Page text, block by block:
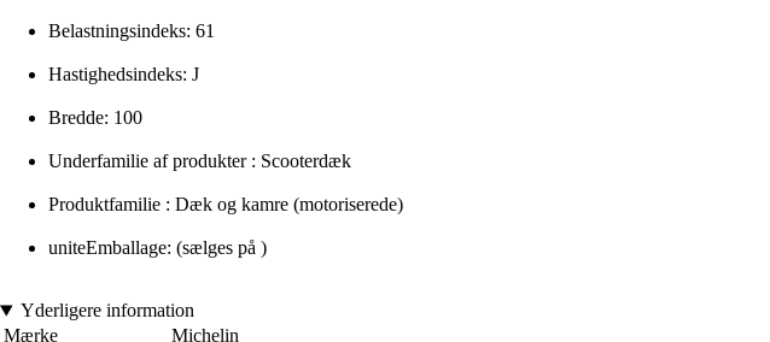
Belastningsindeks: 61
Hastighedsindeks: J
Bredde: 100
Underfamilie af produkter : Scooterdæk
Produktfamilie : Dæk og kamre (motoriserede)
uniteEmballage: (sælges på )
Yderligere information
Mærke
Michelin